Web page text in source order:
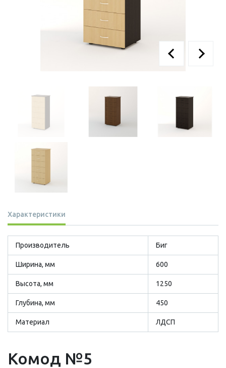
Характеристики
Производитель Биг
Ширина, мм 600
Высота, мм 1250
Глубина, мм 450
Материал ЛДСП
Комод №5